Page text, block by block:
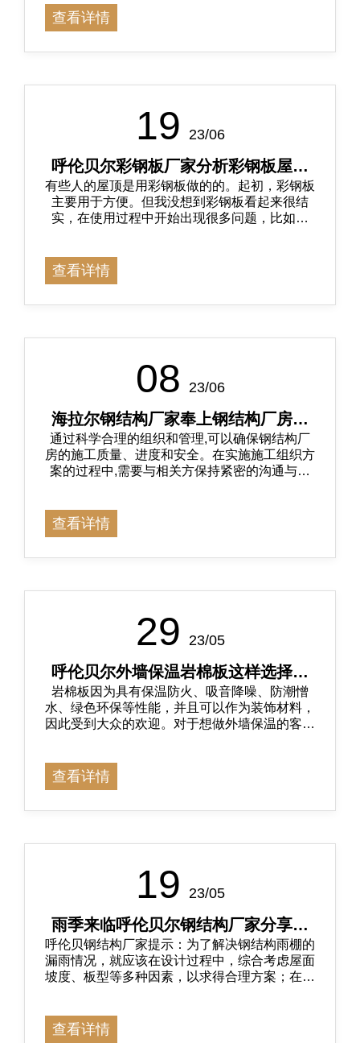
查看详情
19 23/06
呼伦贝尔彩钢板厂家分析彩钢板屋顶
漏水的原因有哪些?
有些人的屋顶是用彩钢板做的的。起初，彩钢板
主要用于方便。但我没想到彩钢板看起来很结
实，在使用过程中开始出现很多问题，比如漏
查看详情
08 23/06
海拉尔钢结构厂家奉上钢结构厂房的
施工组织方案
通过科学合理的组织和管理,可以确保钢结构厂
房的施工质量、进度和安全。在实施施工组织方
案的过程中,需要与相关方保持紧密的沟通与协
查看详情
29 23/05
呼伦贝尔外墙保温岩棉板这样选择才
对
岩棉板因为具有保温防火、吸音降噪、防潮憎
水、绿色环保等性能，并且可以作为装饰材料，
因此受到大众的欢迎。对于想做外墙保温的客户
查看详情
19 23/05
雨季来临呼伦贝尔钢结构厂家分享钢
结构厂房该如何维护
呼伦贝钢结构厂家提示：为了解决钢结构雨棚的
漏雨情况，就应该在设计过程中，综合考虑屋面
坡度、板型等多种因素，以求得合理方案；在施
查看详情